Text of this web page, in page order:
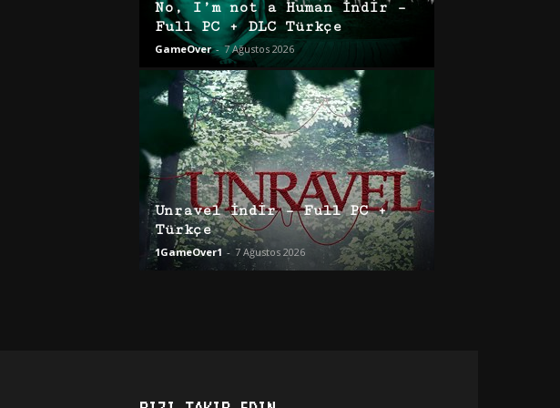
No, I’m not a Human İndir –
Full PC + DLC Türkçe
GameOver - 7 Ağustos 2026
Unravel İndir – Full PC +
Türkçe
1GameOver1 - 7 Ağustos 2026